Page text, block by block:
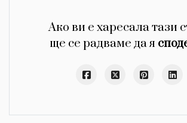
Ако ви е харесала тази
ще се радваме да я